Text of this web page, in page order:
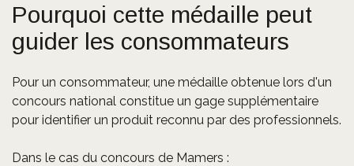
Pourquoi cette médaille peut
guider les consommateurs
Pour un consommateur, une médaille obtenue lors d'un
concours national constitue un gage supplémentaire
pour identifier un produit reconnu par des professionnels.
Dans le cas du concours de Mamers :